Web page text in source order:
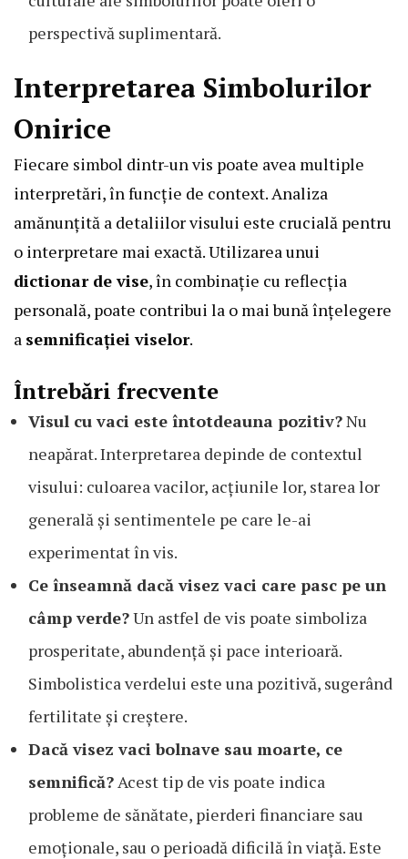
perspectivă suplimentară.
Interpretarea Simbolurilor
Onirice
Fiecare simbol dintr-un vis poate avea multiple
interpretări, în funcție de context. Analiza
amănunțită a detaliilor visului este crucială pentru
o interpretare mai exactă. Utilizarea unui
dictionar de vise, în combinație cu reflecția
personală, poate contribui la o mai bună înțelegere
a semnificației viselor.
Întrebări frecvente
Visul cu vaci este întotdeauna pozitiv?Nu
neapărat. Interpretarea depinde de contextul
visului: culoarea vacilor, acțiunile lor, starea lor
generală și sentimentele pe care le-ai
experimentat în vis.
Ce înseamnă dacă visez vaci care pasc pe un
câmp verde?Un astfel de vis poate simboliza
prosperitate, abundență și pace interioară.
Simbolistica verdelui este una pozitivă, sugerând
fertilitate și creștere.
Dacă visez vaci bolnave sau moarte, ce
semnifică? Acest tip de vis poate indica
probleme de sănătate, pierderi financiare sau
emoționale, sau o perioadă dificilă în viață. Este